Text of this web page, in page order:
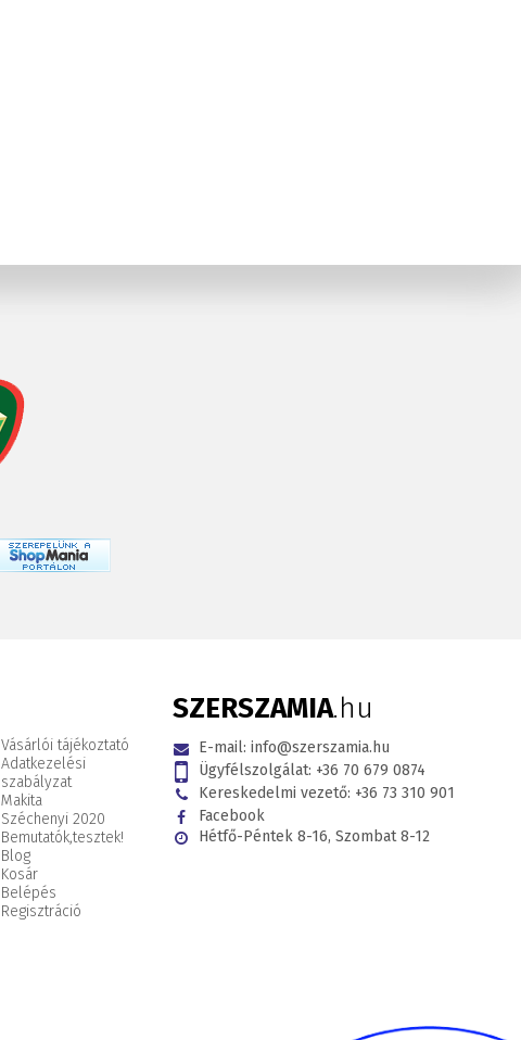
Vásárlói tájékoztató
Adatkezelési
szabályzat
Makita
Széchenyi 2020
Bemutatók,tesztek!
Blog
Kosár
Belépés
Regisztráció
SZERSZAMIA.hu
E-mail: info@szerszamia.hu
Ügyfélszolgálat: +36 70 679 0874
Kereskedelmi vezető: +36 73 310 901
Facebook
Hétfő-Péntek 8-16, Szombat 8-12